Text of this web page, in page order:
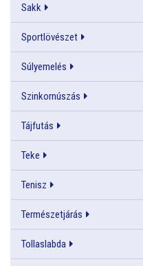
Sakk
Sportlövészet
Súlyemelés
Szinkornúszás
Tájfutás
Teke
Tenisz
Természetjárás
Tollaslabda